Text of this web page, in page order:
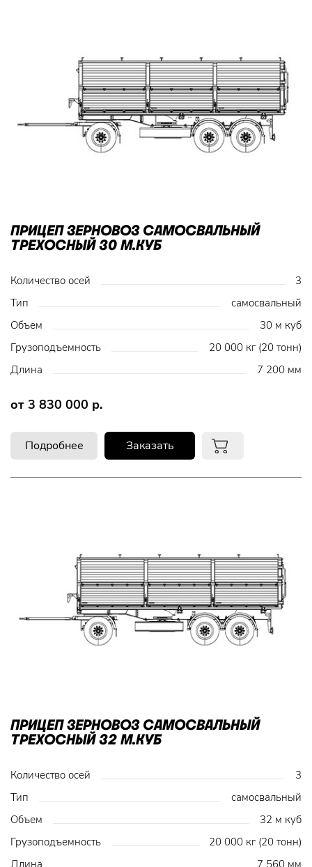
ПРИЦЕП ЗЕРНОВОЗ САМОСВАЛЬНЫЙ
ТРЕХОСНЫЙ 30 М.КУБ
Количество осей
3
Тип
самосвальный
Объем
30 м куб
Грузоподъемность
20 000 кг (20 тонн)
Длина
7 200 мм
от 3 830 000 р.
Подробнее Заказать
ПРИЦЕП ЗЕРНОВОЗ САМОСВАЛЬНЫЙ
ТРЕХОСНЫЙ 32 М.КУБ
Количество осей
3
Тип
самосвальный
Объем
32 м куб
Грузоподъемность
20 000 кг (20 тонн)
Длина
7 560 мм